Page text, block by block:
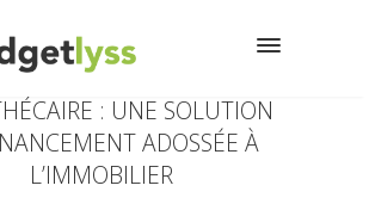
PRÊT DE TRÉSORERIE
: UNE SOLUTION
ADOSSÉE À
L’IMMOBILIER